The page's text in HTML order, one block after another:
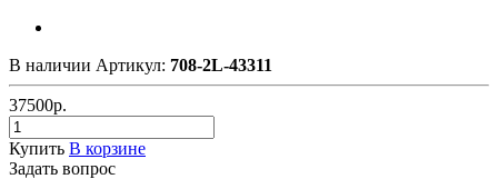
В наличии Артикул: 708-2L-43311
37500р.
Купить В корзине
Задать вопрос